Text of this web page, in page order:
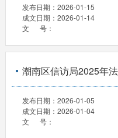
发布日期： 2026-01-15
成文日期： 2026-01-14
文 号：
潮南区信访局2025年
发布日期： 2026-01-05
成文日期： 2026-01-04
文 号：